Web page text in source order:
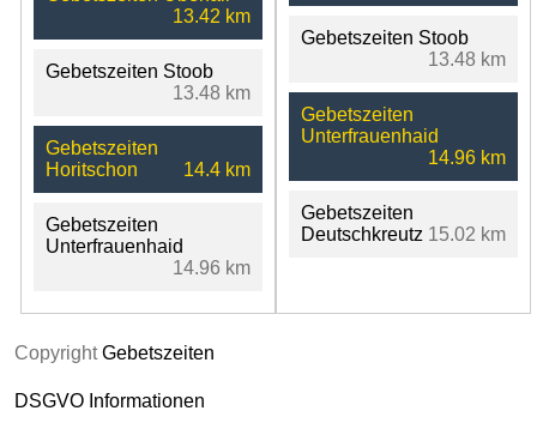
13.42 km
Gebetszeiten Stoob
13.48 km
Gebetszeiten
Horitschon
14.4 km
Gebetszeiten
Unterfrauenhaid
14.96 km
Gebetszeiten Stoob
13.48 km
Gebetszeiten
Unterfrauenhaid
14.96 km
Gebetszeiten
Deutschkreutz 15.02 km
CopyrightGebetszeiten
DSGVO Informationen